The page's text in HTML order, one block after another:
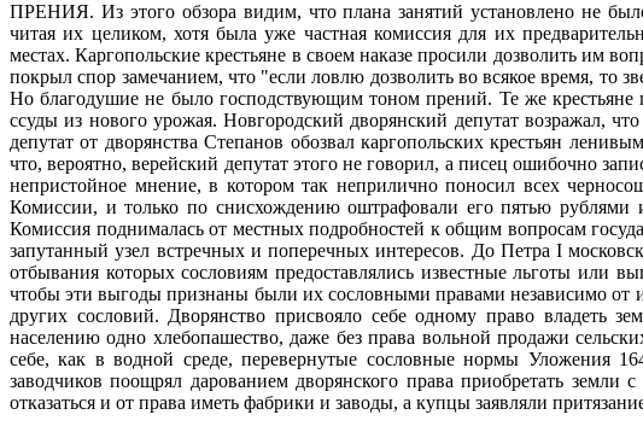
ПРЕНИЯ. Из этого обзора видим, что плана занятий установлено не
читая их целиком, хотя была уже частная комиссия для их
местах. Каргопольские крестьяне в своем наказе просили дозволить им
покрыл спор замечанием, что "если ловлю дозволить во всякое время, то
Но благодушие не было господствующим тоном прений. Те же крестьяне
ссуды из нового урожая. Новгородский дворянский депутат возражал,
депутат от дворянства Степанов обозвал каргопольских крестьян
что, вероятно, верейский депутат этого не говорил, а писец ошибочно
непристойное мнение, в котором так неприлично поносил всех
Комиссии, и только по снисхождению оштрафовали его пятью
Комиссия поднималась от местных подробностей к общим вопросам
запутанный узел встречных и поперечных интересов. До Петра I
отбывания которых сословиям предоставлялись известные льготы или
чтобы эти выгоды признаны были их сословными правами независимо от
других сословий. Дворянство присвояло себе одному право владеть
населению одно хлебопашество, даже без права вольной продажи
себе, как в водной среде, перевернутые сословные нормы Уложения
заводчиков поощрял дарованием дворянского права приобретать
отказаться и от права иметь фабрики и заводы, а купцы заявляли